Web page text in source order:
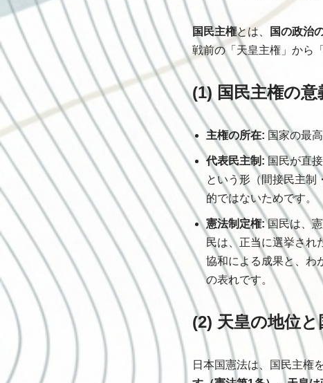
国民主権とは、 国の政治
戦前の「天皇主権」から
(1) 国民主権の意
主権の所在: 国家の最
代表民主制:国民が直
という形（間接民主制
的ではないためです。
憲法制定権:国民は、
民は、正当に選挙され
協和による成果と、わ
の表れです。
(2) 天皇の地位と
日本国憲法は、国民主権